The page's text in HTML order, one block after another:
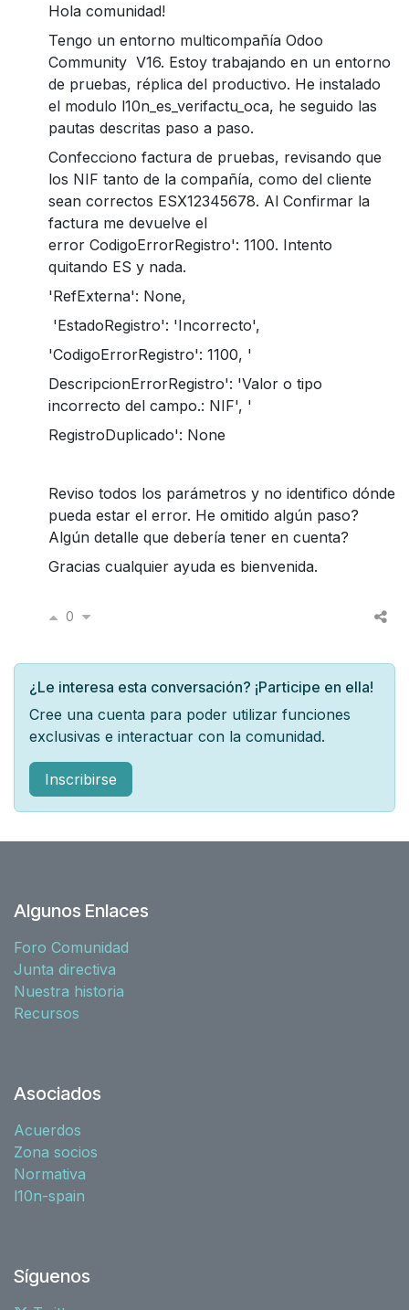
Hola comunidad!
Tengo un entorno multicompañía Odoo
Community V16. Estoy trabajando en un entorno
de pruebas, réplica del productivo. He instalado
el modulo l10n_es_verifactu_oca, he seguido las
pautas descritas paso a paso.
Confecciono factura de pruebas, revisando que
los NIF tanto de la compañía, como del cliente
sean correctos ESX12345678. Al Confirmar la
factura me devuelve el
error CodigoErrorRegistro': 1100. Intento
quitando ES y nada.
'RefExterna': None,
'EstadoRegistro': 'Incorrecto',
'CodigoErrorRegistro': 1100, '
DescripcionErrorRegistro': 'Valor o tipo
incorrecto del campo.: NIF', '
RegistroDuplicado': None
Reviso todos los parámetros y no identifico dónde
pueda estar el error. He omitido algún paso?
Algún detalle que debería tener en cuenta?
Gracias cualquier ayuda es bienvenida.
0
¿Le interesa esta conversación? ¡Participe en ella!
Cree una cuenta para poder utilizar funciones
exclusivas e interactuar con la comunidad.
Inscribirse
Algunos Enlaces
Foro Comunidad
Junta directiva
Nuestra historia
Recursos
Asociados
Acuerdos
Zona socios
Normativa
l10n-spain
Síguenos